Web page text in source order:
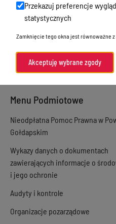
Praca w Starostwie
Plan postępowań o udzielenie
zamówień publicznych
Menu Podmiotowe
Nieodpłatna Pomoc Prawna w
Gołdapskim
Wykazy danych o dokumentach
zawierających informacje o
i jego ochronie
Audyty i kontrole
Organizacje pozarządowe
Przekazuj preferencje
statystycznych
Zamknięcie tego okna jest równoważne
Akceptuję wybrane zgody